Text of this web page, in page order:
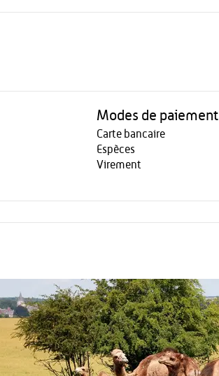
Modes de paiement
Carte bancaire
Espèces
Virement